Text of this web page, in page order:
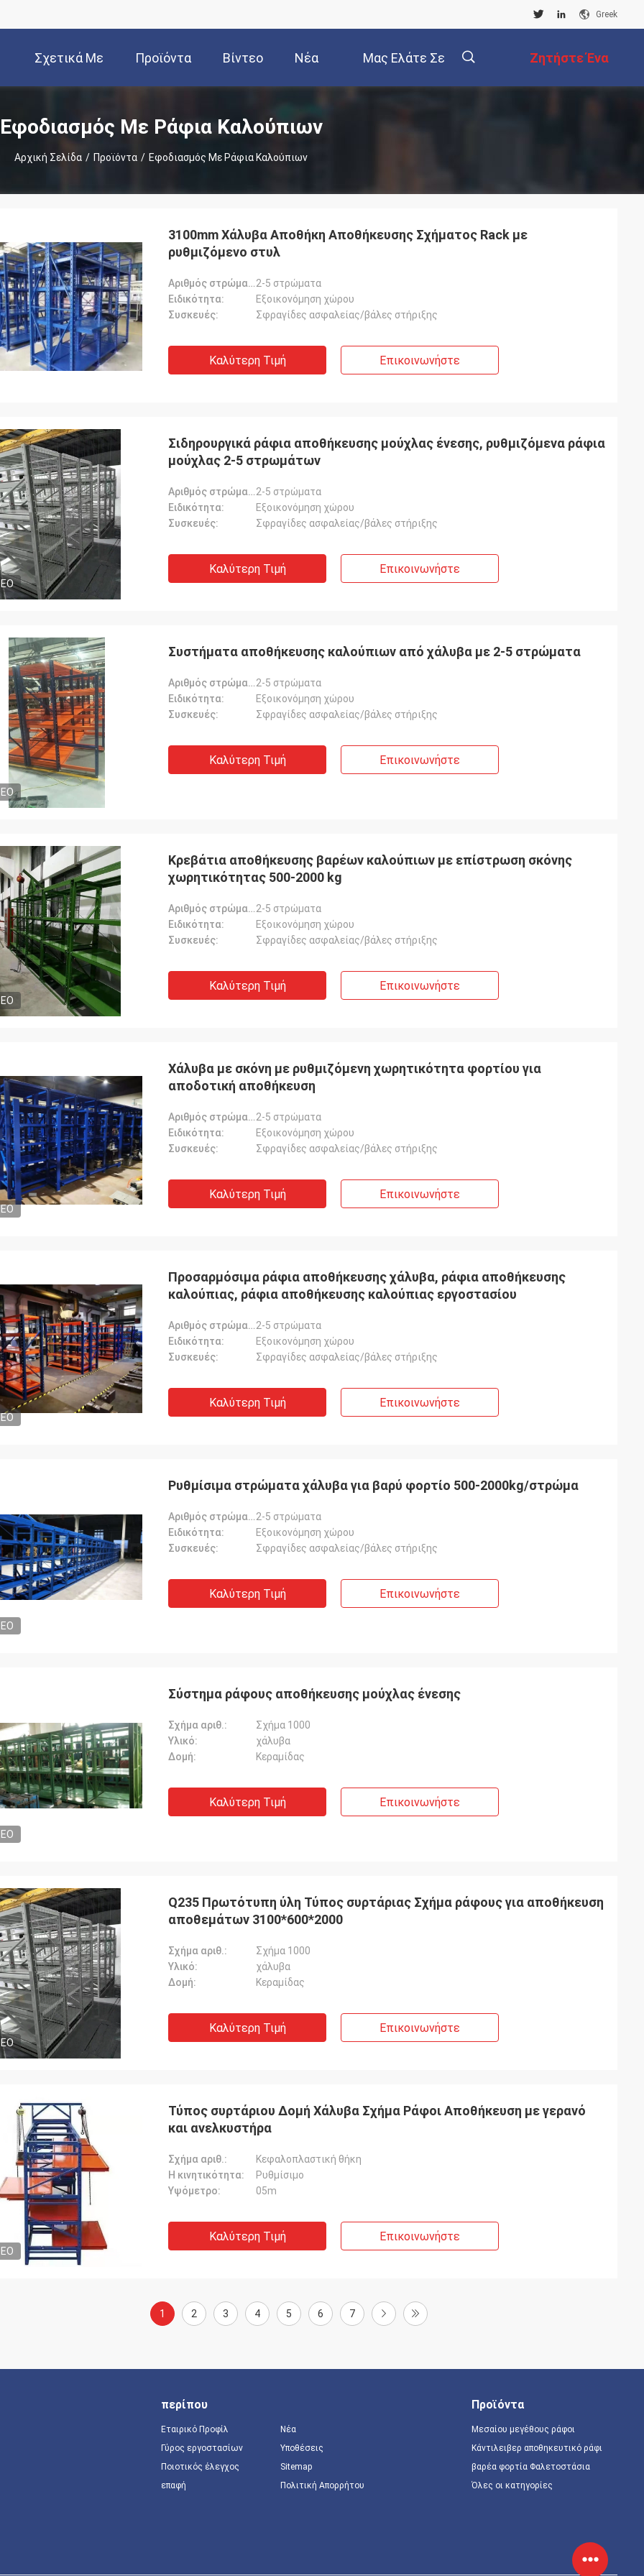
Greek
Σχετικά Με
Εμάς
Προϊόντα Βίντεο Νέα Μας Ελάτε Σε Ζητήστε Ένα
Απόσπασμα
Εφοδιασμός Με Ράφια Καλούπιων
Αρχική Σελίδα / Προϊόντα / Εφοδιασμός Με Ράφια Καλούπιων
3100mm Χάλυβα Αποθήκη Αποθήκευσης Σχήματος Rack με
ρυθμιζόμενο στυλ
Αριθμός στρώματος:2-5 στρώματα
Ειδικότητα:
Εξοικονόμηση χώρου
Συσκευές:
Σφραγίδες ασφαλείας/βάλες στήριξης
Καλύτερη Τιμή Επικοινωνήστε
Σιδηρουργικά ράφια αποθήκευσης μούχλας ένεσης, ρυθμιζόμενα ράφια
μούχλας 2-5 στρωμάτων
Αριθμός στρώματος:2-5 στρώματα
Ειδικότητα:
Εξοικονόμηση χώρου
Συσκευές:
Σφραγίδες ασφαλείας/βάλες στήριξης
Καλύτερη Τιμή Επικοινωνήστε
Συστήματα αποθήκευσης καλούπιων από χάλυβα με 2-5 στρώματα
Αριθμός στρώματος:2-5 στρώματα
Ειδικότητα:
Εξοικονόμηση χώρου
Συσκευές:
Σφραγίδες ασφαλείας/βάλες στήριξης
Καλύτερη Τιμή Επικοινωνήστε
Κρεβάτια αποθήκευσης βαρέων καλούπιων με επίστρωση σκόνης
χωρητικότητας 500-2000 kg
Αριθμός στρώματος:2-5 στρώματα
Ειδικότητα:
Εξοικονόμηση χώρου
Συσκευές:
Σφραγίδες ασφαλείας/βάλες στήριξης
Καλύτερη Τιμή Επικοινωνήστε
Χάλυβα με σκόνη με ρυθμιζόμενη χωρητικότητα φορτίου για
αποδοτική αποθήκευση
Αριθμός στρώματος:2-5 στρώματα
Ειδικότητα:
Εξοικονόμηση χώρου
Συσκευές:
Σφραγίδες ασφαλείας/βάλες στήριξης
Καλύτερη Τιμή Επικοινωνήστε
Προσαρμόσιμα ράφια αποθήκευσης χάλυβα, ράφια αποθήκευσης
καλούπιας, ράφια αποθήκευσης καλούπιας εργοστασίου
Αριθμός στρώματος:2-5 στρώματα
Ειδικότητα:
Εξοικονόμηση χώρου
Συσκευές:
Σφραγίδες ασφαλείας/βάλες στήριξης
Καλύτερη Τιμή Επικοινωνήστε
Ρυθμίσιμα στρώματα χάλυβα για βαρύ φορτίο 500-2000kg/στρώμα
Αριθμός στρώματος:2-5 στρώματα
Ειδικότητα:
Εξοικονόμηση χώρου
Συσκευές:
Σφραγίδες ασφαλείας/βάλες στήριξης
Καλύτερη Τιμή Επικοινωνήστε
Σύστημα ράφους αποθήκευσης μούχλας ένεσης
Σχήμα αριθ.:
Σχήμα 1000
Υλικό:
χάλυβα
Δομή:
Κεραμίδας
Καλύτερη Τιμή Επικοινωνήστε
Q235 Πρωτότυπη ύλη Τύπος συρτάριας Σχήμα ράφους για αποθήκευση
αποθεμάτων 3100*600*2000
Σχήμα αριθ.:
Σχήμα 1000
Υλικό:
χάλυβα
Δομή:
Κεραμίδας
Καλύτερη Τιμή Επικοινωνήστε
Τύπος συρτάριου Δομή Χάλυβα Σχήμα Ράφοι Αποθήκευση με γερανό
και ανελκυστήρα
Σχήμα αριθ.:
Κεφαλοπλαστική θήκη
Η κινητικότητα:
Ρυθμίσιμο
Υψόμετρο:
05m
Καλύτερη Τιμή Επικοινωνήστε
1 2 3 4 5 6 7
περίπου
Εταιρικό Προφίλ
Γύρος εργοστασίων
Ποιοτικός έλεγχος
επαφή
Νέα
Υποθέσεις
Sitemap
Πολιτική Απορρήτου
Προϊόντα
Μεσαίου μεγέθους ράφοι
Κάντιλειβερ αποθηκευτικό ράφι
βαρέα φορτία Φαλετοστάσια
Όλες οι κατηγορίες